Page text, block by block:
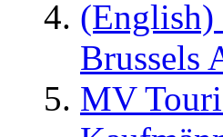
(English)
Brussels
MV